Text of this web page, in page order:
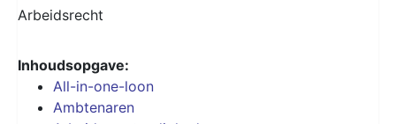
Arbeidsrecht
Inhoudsopgave:
All-in-one-loon
Ambtenaren